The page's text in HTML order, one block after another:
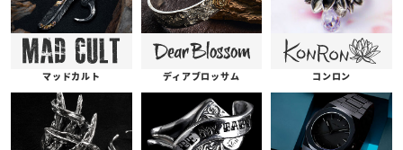
マッドカルト ディアブロッサム コンロン